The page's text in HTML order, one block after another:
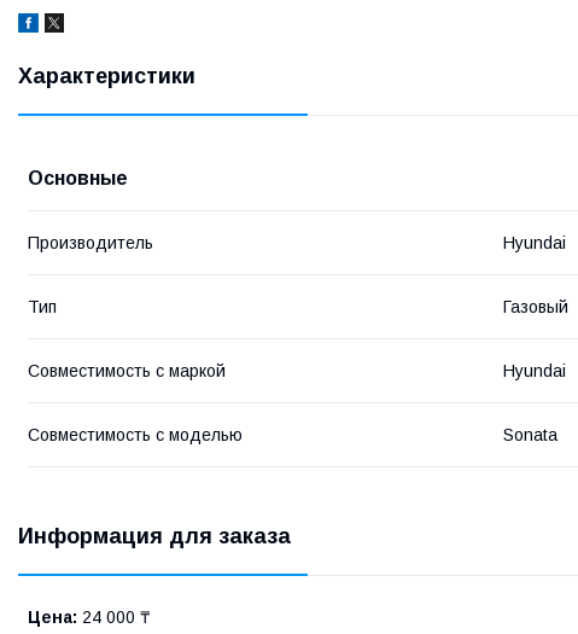
Характеристики
Основные
Производитель Hyundai
Тип Газовый
Совместимость с маркой Hyundai
Совместимость с моделью Sonata
Информация для заказа
Цена: 24 000 ₸